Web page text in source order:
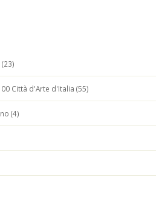
(23)
Città d'Arte d'Italia (55)
(4)